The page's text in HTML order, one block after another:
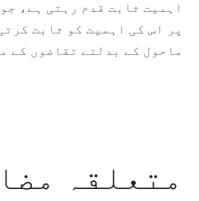
اہمیت ثابت قدم رہتی ہے،
پر اس کی اہمیت کو ثابت
ماحول کے بدلتے تقاضوں کے
متعلقہ